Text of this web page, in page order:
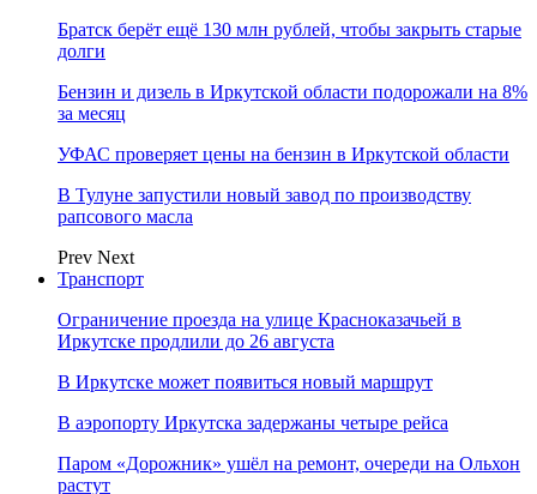
Братск берёт ещё 130 млн рублей, чтобы закрыть старые
долги
Бензин и дизель в Иркутской области подорожали на 8%
за месяц
УФАС проверяет цены на бензин в Иркутской области
В Тулуне запустили новый завод по производству
рапсового масла
Prev Next
Транспорт
Ограничение проезда на улице Красноказачьей в
Иркутске продлили до 26 августа
В Иркутске может появиться новый маршрут
В аэропорту Иркутска задержаны четыре рейса
Паром «Дорожник» ушёл на ремонт, очереди на Ольхон
растут